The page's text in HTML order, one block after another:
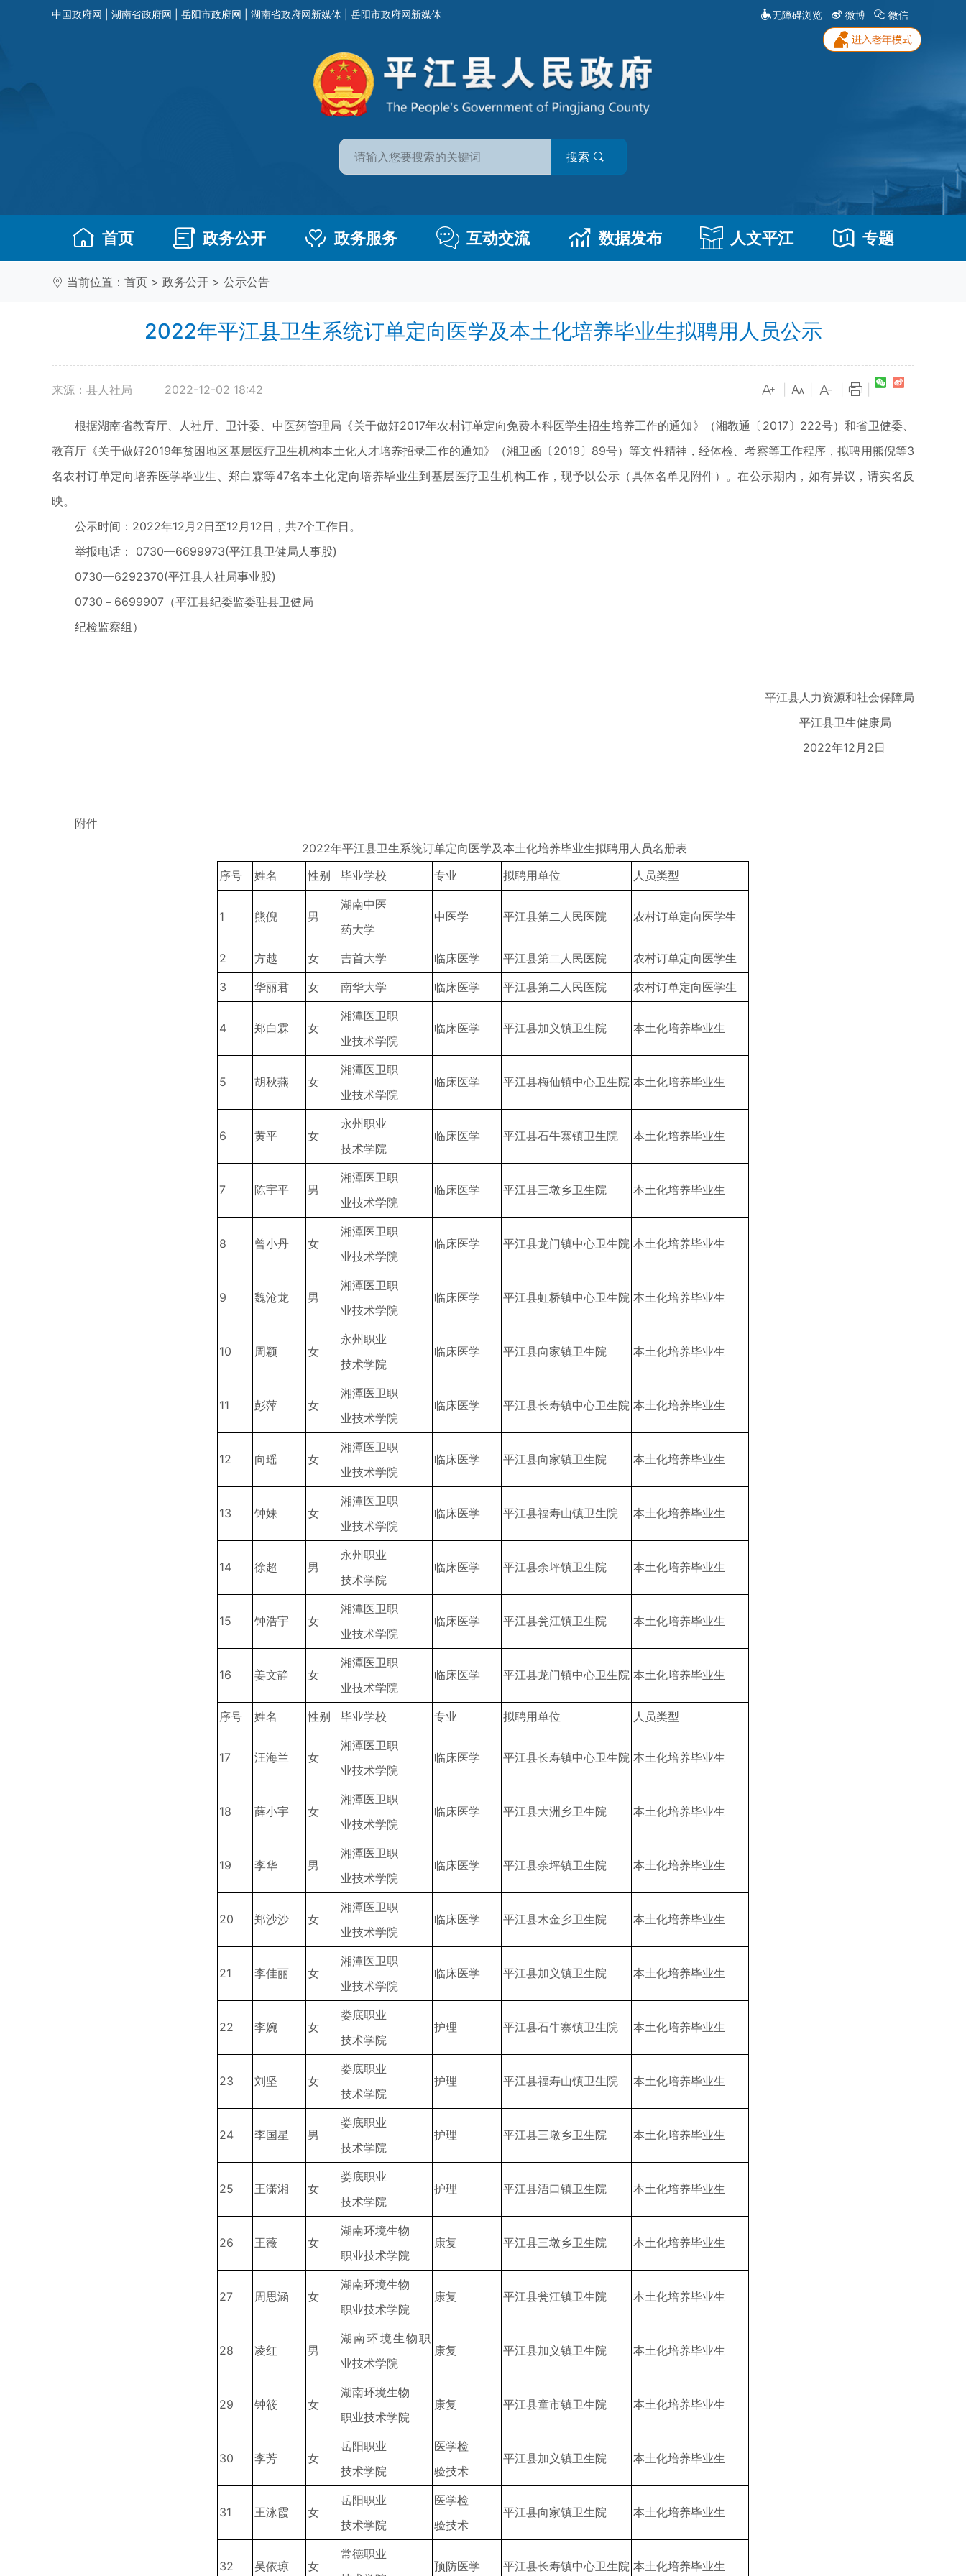
中国政府网 湖南省政府网 岳阳市政府网 湖南省政府网新媒体 岳阳市政府网新媒体 无障碍浏览 微博 微信
搜索
首页 政务公开 政务服务 互动交流 数据发布 人文平江 专题
当前位置： 首页 > 政务公开 > 公示公告
2022年平江县卫生系统订单定向医学及本土化培养毕业生拟聘用人员公示
来源：县人社局 2022-12-02 18:42
根据湖南省教育厅、人社厅、卫计委、中医药管理局《关于做好2017年农村订单定向免费本科医学生招生培养工作的通知》（湘教通〔2017〕222号）和省卫健委、
教育厅《关于做好2019年贫困地区基层医疗卫生机构本土化人才培养招录工作的通知》（湘卫函〔2019〕89号）等文件精神，经体检、考察等工作程序，拟聘用熊倪等3
名农村订单定向培养医学毕业生、郑白霖等47名本土化定向培养毕业生到基层医疗卫生机构工作，现予以公示（具体名单见附件）。在公示期内，如有异议，请实名反
映。
公示时间：2022年12月2日至12月12日，共7个工作日。
举报电话： 0730—6699973(平江县卫健局人事股)
0730—6292370(平江县人社局事业股)
0730－6699907（平江县纪委监委驻县卫健局
纪检监察组）
平江县人力资源和社会保障局
平江县卫生健康局
2022年12月2日
附件
2022年平江县卫生系统订单定向医学及本土化培养毕业生拟聘用人员名册表
序号
姓名 性别 毕业学校 专业 拟聘用单位 人员类型
1 熊倪 男
湖南中医
药大学
中医学 平江县第二人民医院 农村订单定向医学生
2 方越 女 吉首大学 临床医学 平江县第二人民医院
农村订单定向医学生
3
华丽君 女 南华大学 临床医学 平江县第二人民医院 农村订单定向医学生
4 郑白霖 女
湘潭医卫职
业技术学院
临床医学 平江县加义镇卫生院 本土化培养毕业生
5 胡秋燕 女
湘潭医卫职
业技术学院
临床医学 平江县梅仙镇中心卫生院 本土化培养毕业生
6 黄平 女
永州职业
技术学院
临床医学 平江县石牛寨镇卫生院 本土化培养毕业生
7 陈宇平 男
湘潭医卫职
业技术学院
临床医学 平江县三墩乡卫生院 本土化培养毕业生
8 曾小丹 女
湘潭医卫职
业技术学院
临床医学 平江县龙门镇中心卫生院 本土化培养毕业生
9 魏沧龙 男
湘潭医卫职
业技术学院
临床医学 平江县虹桥镇中心卫生院 本土化培养毕业生
10 周颖 女
永州职业
技术学院
临床医学 平江县向家镇卫生院 本土化培养毕业生
11 彭萍 女
湘潭医卫职
业技术学院
临床医学 平江县长寿镇中心卫生院 本土化培养毕业生
12 向瑶 女
湘潭医卫职
业技术学院
临床医学 平江县向家镇卫生院 本土化培养毕业生
13 钟妹 女
湘潭医卫职
业技术学院
临床医学 平江县福寿山镇卫生院 本土化培养毕业生
14 徐超 男
永州职业
技术学院
临床医学 平江县余坪镇卫生院 本土化培养毕业生
15 钟浩宇 女
湘潭医卫职
业技术学院
临床医学 平江县瓮江镇卫生院 本土化培养毕业生
16 姜文静 女
湘潭医卫职
业技术学院
临床医学 平江县龙门镇中心卫生院 本土化培养毕业生
序号 姓名 性别 毕业学校 专业 拟聘用单位 人员类型
17 汪海兰 女
湘潭医卫职
业技术学院
临床医学 平江县长寿镇中心卫生院 本土化培养毕业生
18 薛小宇 女
湘潭医卫职
业技术学院
临床医学 平江县大洲乡卫生院 本土化培养毕业生
19 李华 男
湘潭医卫职
业技术学院
临床医学 平江县余坪镇卫生院 本土化培养毕业生
20 郑沙沙 女
湘潭医卫职
业技术学院
临床医学 平江县木金乡卫生院 本土化培养毕业生
21 李佳丽 女
湘潭医卫职
业技术学院
临床医学 平江县加义镇卫生院 本土化培养毕业生
22 李婉 女
娄底职业
技术学院
护理 平江县石牛寨镇卫生院 本土化培养毕业生
23 刘坚 女
娄底职业
技术学院
护理 平江县福寿山镇卫生院 本土化培养毕业生
24 李国星 男
娄底职业
技术学院
护理 平江县三墩乡卫生院 本土化培养毕业生
25 王潇湘 女
娄底职业
技术学院
护理 平江县浯口镇卫生院 本土化培养毕业生
26 王薇 女
湖南环境生物
职业技术学院
康复 平江县三墩乡卫生院 本土化培养毕业生
27 周思涵 女
湖南环境生物
职业技术学院
康复 平江县瓮江镇卫生院 本土化培养毕业生
28 凌红 男
湖南环境生物职
业技术学院
康复 平江县加义镇卫生院 本土化培养毕业生
29 钟筱 女
湖南环境生物
职业技术学院
康复 平江县童市镇卫生院 本土化培养毕业生
30 李芳 女
岳阳职业
技术学院
医学检
验技术
平江县加义镇卫生院 本土化培养毕业生
31 王泳霞 女
岳阳职业
技术学院
医学检
验技术
平江县向家镇卫生院 本土化培养毕业生
32 吴依琼 女
常德职业
预防医学 平江县长寿镇中心卫生院 本土化培养毕业生